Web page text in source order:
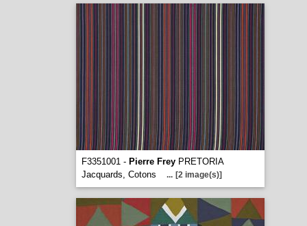
F3351001 - Pierre FreyPRETORIA
Jacquards, Cotons
... [2 image(s)]